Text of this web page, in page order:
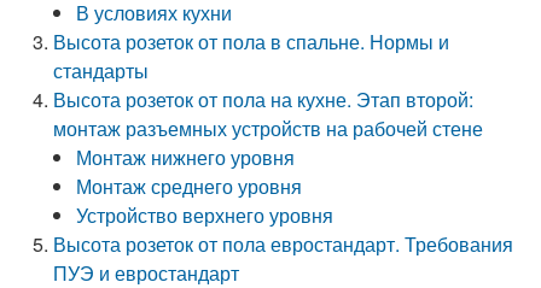
В условиях кухни
Высота розеток от пола в спальне. Нормы и
стандарты
Высота розеток от пола на кухне. Этап второй:
монтаж разъемных устройств на рабочей стене
Монтаж нижнего уровня
Монтаж среднего уровня
Устройство верхнего уровня
Высота розеток от пола евростандарт. Требования
ПУЭ и евростандарт